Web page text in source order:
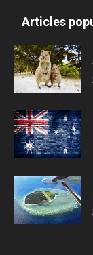
Articles